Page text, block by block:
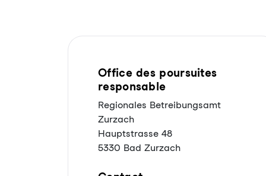
Office des poursuites
responsable
Regionales Betreibungsamt
Zurzach
Hauptstrasse 48
5330 Bad Zurzach